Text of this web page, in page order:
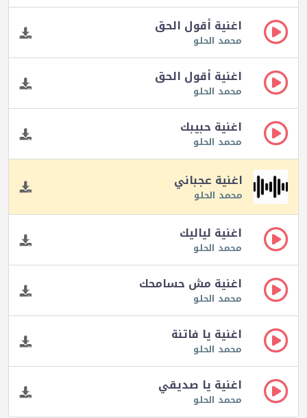
اغنية أقول الحق
محمد الحلو
اغنية أقول الحق
محمد الحلو
اغنية حبيبك
محمد الحلو
اغنية عجباني
محمد الحلو
اغنية لياليك
محمد الحلو
اغنية مش حسامحك
محمد الحلو
اغنية يا فاتنة
محمد الحلو
اغنية يا صديقي
محمد الحلو